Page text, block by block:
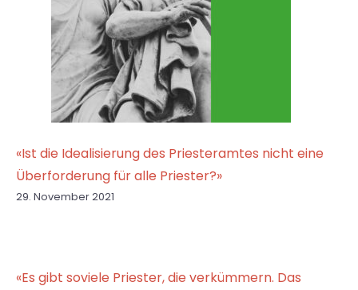
«Ist die Idealisierung des Priesteramtes nicht eine
Überforderung für alle Priester?»
29. November 2021
«Es gibt soviele Priester, die verkümmern. Das